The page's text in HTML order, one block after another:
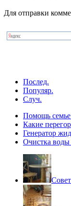
Для отправки
Послед.
Популяр.
Случ.
Помощь семье
Какие
Генератор
Очистка воды